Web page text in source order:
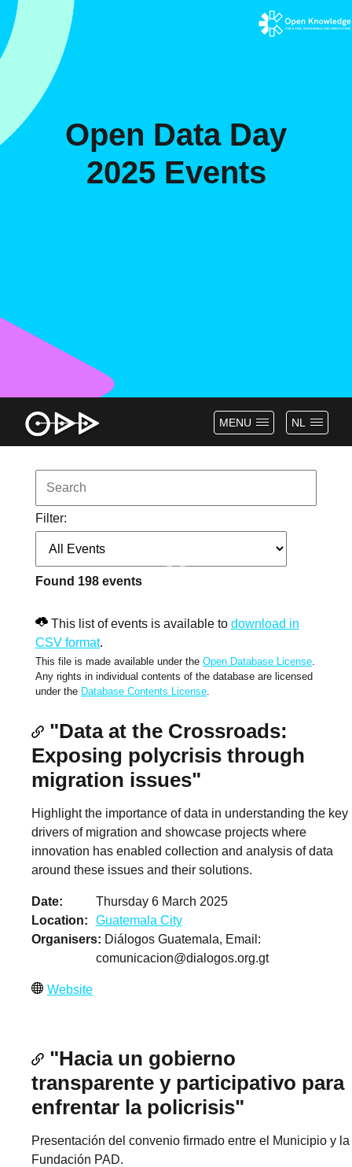
Open Data Day
2025 Events
NL
MENU
Filter:
Found 198events
This list of events is available to download in
CSV format.
This file is made available under the Open Database License
Any rights in individual contents of the database are licensed
under the Database Contents License
"Data at the Crossroads:
Exposing polycrisis through
migration issues"
Highlight the importance of data in understanding the key
drivers of migration and showcase projects where
innovation has enabled collection and analysis of data
around these issues and their solutions.
Date
Thursday 6 March 2025
Location
Guatemala City
Organisers
Diálogos Guatemala, Email:
comunicacion@dialogos.org.gt
Website
"Hacia un gobierno
transparente y participativo para
enfrentar la policrisis"
Presentación del convenio firmado entre el Municipio y la
Fundación PAD.